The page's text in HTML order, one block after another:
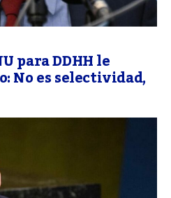
para DDHH le
No es selectividad,